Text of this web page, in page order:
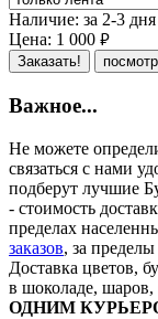
Наличие: за 2-3 дня
Цена: 1 000 руб.
Заказать!
Важное...
Не можете
связаться с нами
подберут лучшие
- стоимость
пределах
заказов, за
Доставка цветов,
в шоколаде, шаров,
ОДНИМ